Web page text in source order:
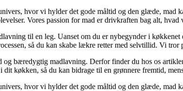
hvor vi hylder det gode måltid og den glæde, mad
Vores passion for mad er drivkraften bag alt,
til en leg. Uanset om du er nybegynder i
så du kan skabe lækre retter med selvtillid. Vi
bæredygtig madlavning. Derfor finder du hos os
køkken, så du kan bidrage til en grønnere fremtid,
hvor vi hylder det gode måltid og den glæde, mad